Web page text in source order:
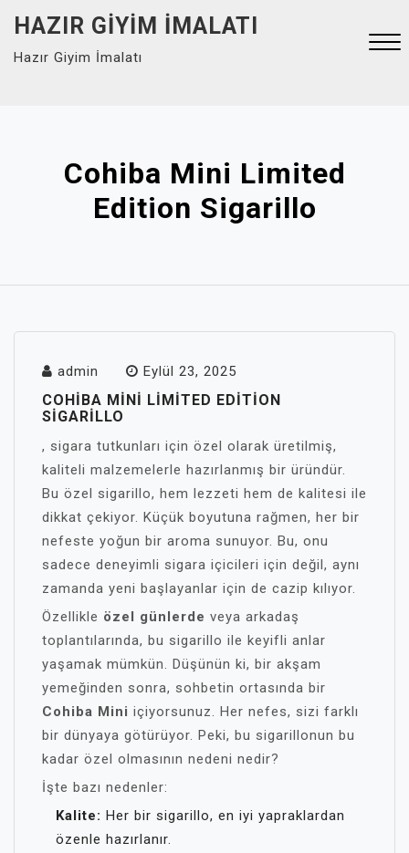
content
HAZIR GIYIM İMALATI
Hazır Giyim İmalatı
Cohiba Mini Limited
Edition Sigarillo
admin Eylül 23, 2025
COHIBA MINI LIMITED EDITION
SIGARILLO
, sigara tutkunları için özel olarak üretilmiş,
kaliteli malzemelerle hazırlanmış bir üründür.
Bu özel sigarillo, hem lezzeti hem de kalitesi ile
dikkat çekiyor. Küçük boyutuna rağmen, her bir
nefeste yoğun bir aroma sunuyor. Bu, onu
sadece deneyimli sigara içicileri için değil, aynı
zamanda yeni başlayanlar için de cazip kılıyor.
Özellikle özel günlerde veya arkadaş
toplantılarında, bu sigarillo ile keyifli anlar
yaşamak mümkün. Düşünün ki, bir akşam
yemeğinden sonra, sohbetin ortasında bir
Cohiba Mini içiyorsunuz. Her nefes, sizi farklı
bir dünyaya götürüyor. Peki, bu sigarillonun bu
kadar özel olmasının nedeni nedir?
İşte bazı nedenler:
Kalite: Her bir sigarillo, en iyi yapraklardan
özenle hazırlanır.